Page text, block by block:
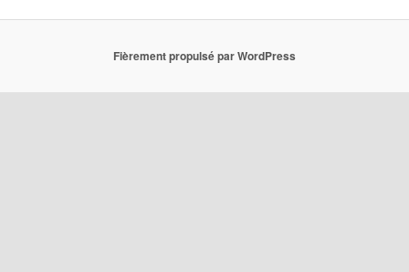
Fièrement propulsé par WordPress